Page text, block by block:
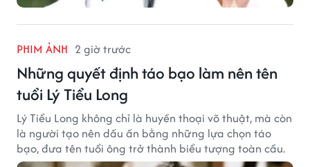
PHIM ẢNH 2 giờ trước
Những quyết định táo bạo làm nên tên
tuổi Lý Tiểu Long
Lý Tiểu Long không chỉ là huyền thoại võ thuật, mà còn
là người tạo nên dấu ấn bằng những lựa chọn táo
bạo, đưa tên tuổi ông trở thành biểu tượng toàn cầu.